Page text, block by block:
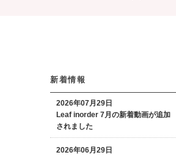
新着情報
2026年07月29日
Leaf inorder 7月の新着動画が追加
されました
2026年06月29日